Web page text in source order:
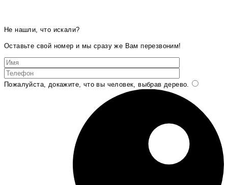
Не нашли, что искали?
Оставьте свой номер и мы сразу же Вам перезвоним!
Пожалуйста, докажите, что вы человек, выбрав дерево.